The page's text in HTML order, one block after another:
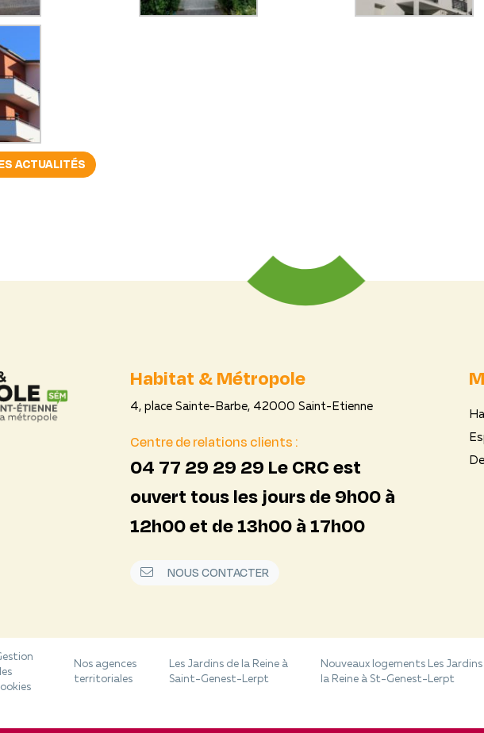
ACTUALITÉS
Habitat & Métropole
4, place Sainte-Barbe, 42000 Saint-Etienne
Centre de relations clients :
04 77 29 29 29 Le CRC est
ouvert tous les jours de 9h00 à
12h00 et de 13h00 à 17h00
NOUS CONTACTER
Nos agences
territoriales
Les Jardins de la Reine à
Saint-Genest-Lerpt
Nouveaux logements Les Jardins
la Reine à St-Genest-Lerpt